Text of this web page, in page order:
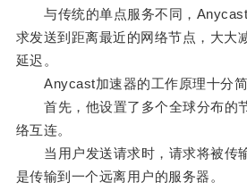
与传统的单点服务不同，Anycast
求发送到距离最近的网络节点，大大
延迟。
Anycast加速器的工作原理十分简
首先，他设置了多个全球分布的
络互连。
当用户发送请求时，请求将被传
是传输到一个远离用户的服务器。